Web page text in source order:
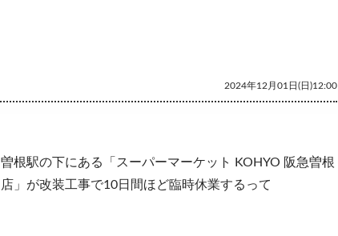
2024年12月01日(日)12:00
曽根駅の下にある「スーパーマーケット KOHYO 阪急曽根
店」が改装工事で10日間ほど臨時休業するって